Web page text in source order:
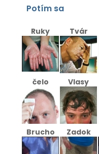
Potím sa
Ruky Tvár
čelo Vlasy
Brucho Zadok